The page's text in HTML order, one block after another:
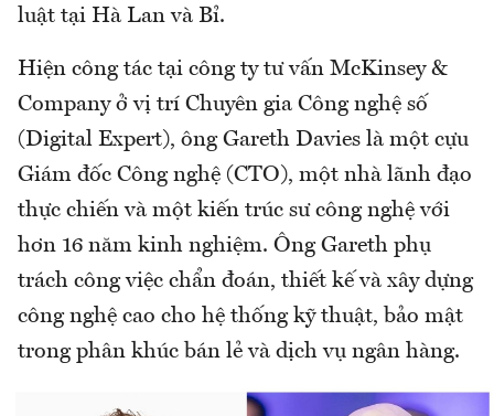
luật tại Hà Lan và Bỉ.
Hiện công tác tại công ty tư vấn McKinsey &
Company ở vị trí Chuyên gia Công nghệ số
(Digital Expert), ông Gareth Davies là một cựu
Giám đốc Công nghệ (CTO), một nhà lãnh đạo
thực chiến và một kiến trúc sư công nghệ với
hơn 16 năm kinh nghiệm. Ông Gareth phụ
trách công việc chẩn đoán, thiết kế và xây dựng
công nghệ cao cho hệ thống kỹ thuật, bảo mật
trong phân khúc bán lẻ và dịch vụ ngân hàng.